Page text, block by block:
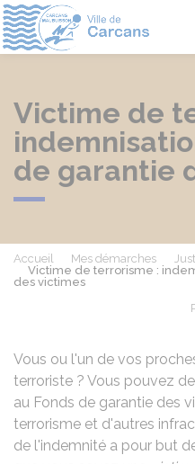
Victime de
de garantie
Accueil Mes démarches
Victime de terrorisme :
des victimes
Vous ou l'un de vos
terroriste ? Vous pouvez
au Fonds de garantie des
terrorisme et d'autres
de l'indemnité a pour but